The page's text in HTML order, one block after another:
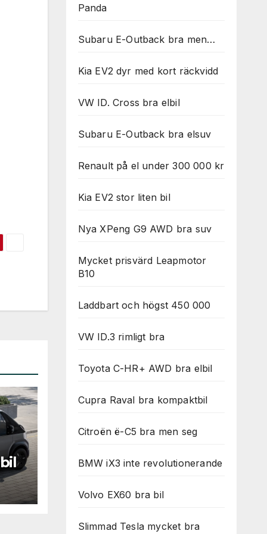
Panda
Subaru E-Outback bra men…
Kia EV2 dyr med kort räckvidd
VW ID. Cross bra elbil
Subaru E-Outback bra elsuv
Renault på el under 300 000 kr
Kia EV2 stor liten bil
Nya XPeng G9 AWD bra suv
Mycket prisvärd Leapmotor
B10
Laddbart och högst 450 000
VW ID.3 rimligt bra
Toyota C-HR+ AWD bra elbil
Cupra Raval bra kompaktbil
Citroën ë-C5 bra men seg
BMW iX3 inte revolutionerande
Volvo EX60 bra bil
Slimmad Tesla mycket bra